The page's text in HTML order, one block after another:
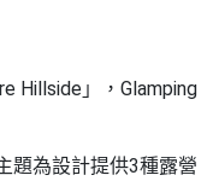
Hillside」，Glamping
題為設計提供3種露營